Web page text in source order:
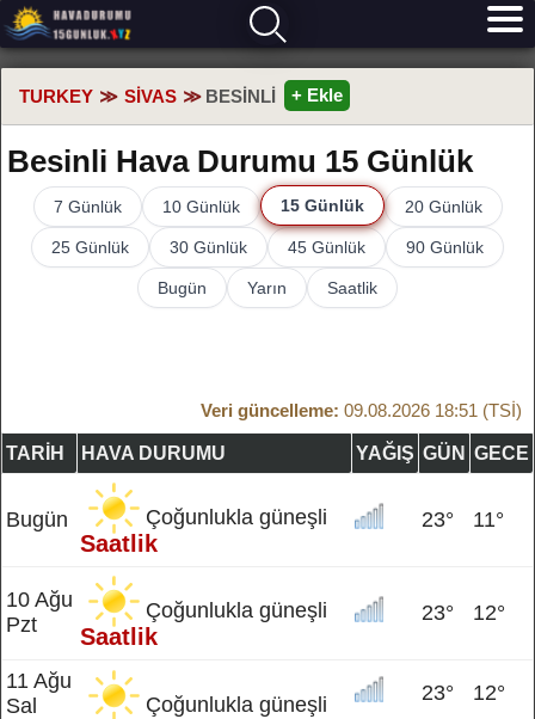
TURKEY SIVAS BESINLI + Ekle
Besinli Hava Durumu 15 Günlük
7 Günlük 10 Günlük 15 Günlük 20 Günlük
25 Günlük 30 Günlük 45 Günlük 90 Günlük
Bugün Yarın Saatlik
Veri güncelleme: 09.08.2026 18:51 (TSİ)
TARIH HAVA DURUMU YAĞIŞ GÜN GECE
Bugün Çoğunlukla güneşli
Saatlik
23° 11°
10 Ağu
Pzt
Çoğunlukla güneşli
Saatlik
23° 12°
11 Ağu
Sal
Çoğunlukla güneşli 23° 12°